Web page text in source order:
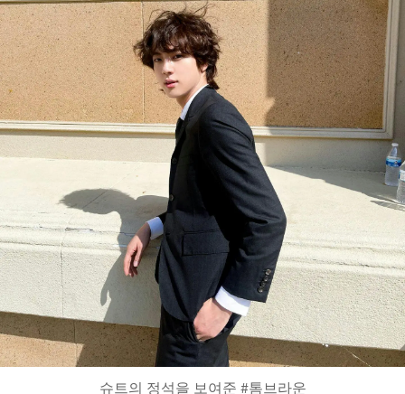
슈트의 정석을 보여준 #톰브라운